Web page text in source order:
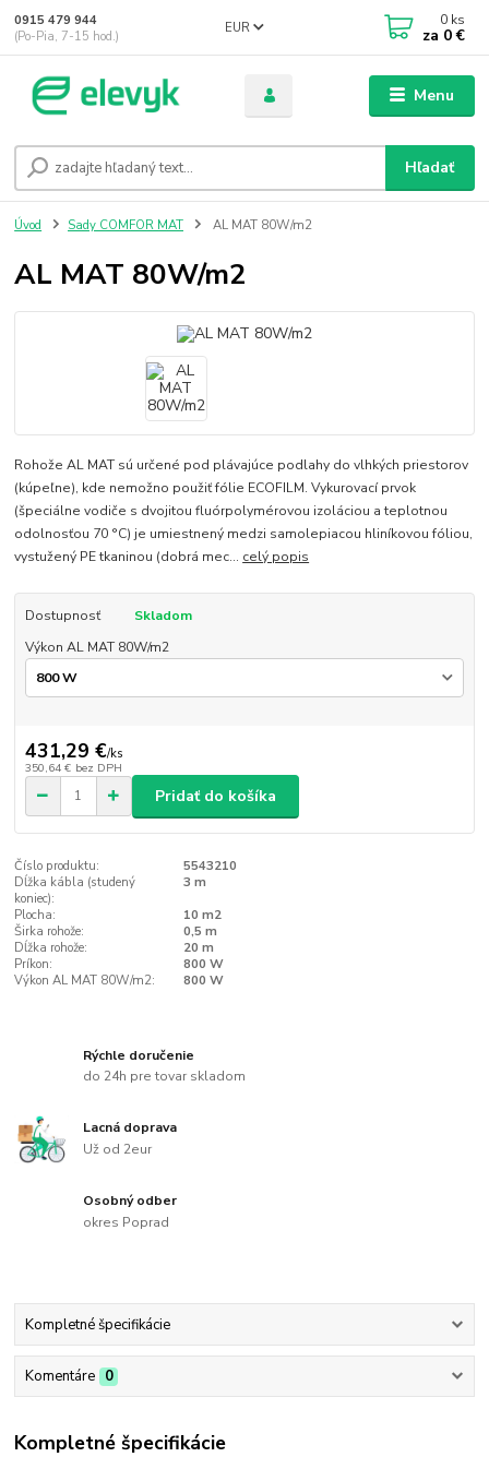
Menu
EUR
Hľadať
0915 479 944
(Po-Pia, 7-15 hod.)
0 ks
za 0 €
Úvod Sady COMFOR MAT AL MAT 80W/m2
AL MAT 80W/m2
Rohože AL MAT sú určené pod plávajúce podlahy do vlhkých priestorov
(kúpeľne), kde nemožno použiť fólie ECOFILM. Vykurovací prvok
(špeciálne vodiče s dvojitou fluórpolymérovou izoláciou a teplotnou
odolnosťou 70 °C) je umiestnený medzi samolepiacou hliníkovou fóliou,
vystužený PE tkaninou (dobrá mec... celý popis
Dostupnosť
Skladom
Výkon AL MAT 80W/m2
431,29 €/ks
350,64 € bez DPH
Pridať do košíka
Číslo produktu:
5543210
Dĺžka kábla (studený
koniec):
3 m
Plocha:
10 m2
Širka rohože:
0,5 m
Dĺžka rohože:
20 m
Príkon:
800 W
Výkon AL MAT 80W/m2:
800 W
Rýchle doručenie
do 24h pre tovar skladom
Lacná doprava
Už od 2eur
Osobný odber
okres Poprad
Kompletné špecifikácie
Komentáre 0
Kompletné špecifikácie